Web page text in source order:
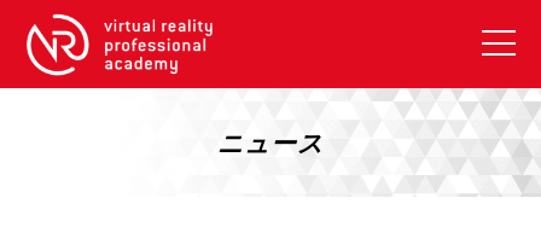
VRアカデミーとは
ニュース